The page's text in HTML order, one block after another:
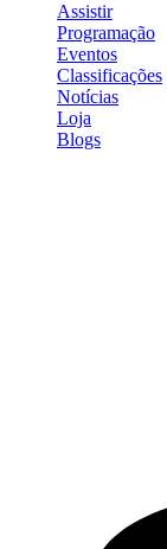
Assistir
Programação
Eventos
Classificações
Notícias
Loja
Blogs